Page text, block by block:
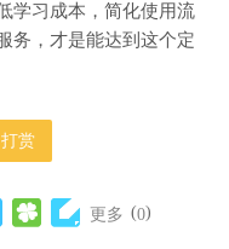
学习成本，简化使用流
务，才是能达到这个定
打赏
更多 (0)